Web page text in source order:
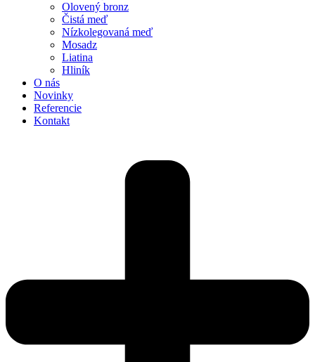
Olovený bronz
Čistá​ meď
Nízkolegovaná meď
Mosadz
Liatina
Hliník
O nás
Novinky
Referencie
Kontakt